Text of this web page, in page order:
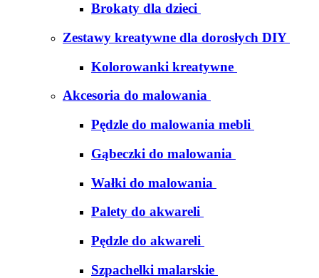
Brokaty dla dzieci
Zestawy kreatywne dla dorosłych DIY
Kolorowanki kreatywne
Akcesoria do malowania
Pędzle do malowania mebli
Gąbeczki do malowania
Wałki do malowania
Palety do akwareli
Pędzle do akwareli
Szpachelki malarskie